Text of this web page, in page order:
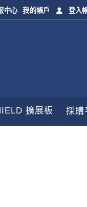
中心 我的帳戶 登入
擴展板 採購